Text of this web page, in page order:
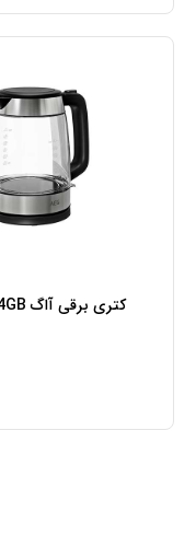
کتری برقی آاگ GK4-1-4GB